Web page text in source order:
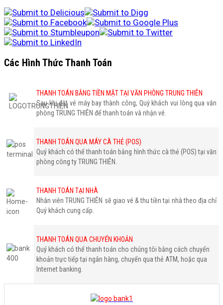
Các Hình Thức Thanh Toán
THANH TOÁN BẰNG TIỀN MẶT TẠI VĂN PHÒNG TRUNG THIÊN
Sau khi đặt vé máy bay thành công, Quý khách vui lòng qua văn
phòng TRUNG THIÊN để thanh toán và nhận vé.
THANH TOÁN QUA MÁY CÀ THẺ (POS)
Quý khách có thể thanh toán bằng hình thức cà thẻ (POS) tại văn
phòng công ty TRUNG THIÊN.
THANH TOÁN TẠI NHÀ
Nhân viên TRUNG THIÊN sẽ giao vé & thu tiền tại nhà theo địa chỉ
Quý khách cung cấp.
THANH TOÁN QUA CHUYỂN KHOẢN
Quý khách có thể thanh toán cho chúng tôi bằng cách chuyển
khoản trực tiếp tại ngân hàng, chuyển qua thẻ ATM, hoặc qua
Internet banking.